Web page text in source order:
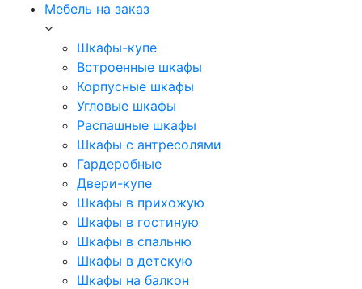
Мебель на заказ
Шкафы-купе
Встроенные шкафы
Корпусные шкафы
Угловые шкафы
Распашные шкафы
Шкафы с антресолями
Гардеробные
Двери-купе
Шкафы в прихожую
Шкафы в гостиную
Шкафы в спальню
Шкафы в детскую
Шкафы на балкон